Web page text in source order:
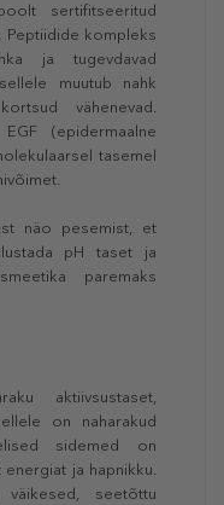
sertifitseeritud
Peptiidide kompleks
ja tugevdavad
muutub nahk
vähenevad.
(epidermaalne
tasemel
näo pesemist, et
pH taset ja
paremaks
aktiivsustaset,
on naharakud
sidemed on
ja hapnikku.
seetõttu